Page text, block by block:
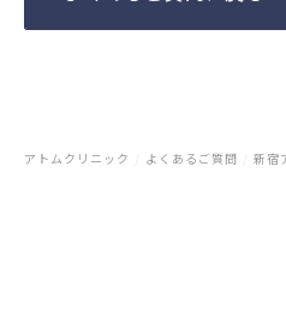
アトムクリニック よくあるご質問 新宿